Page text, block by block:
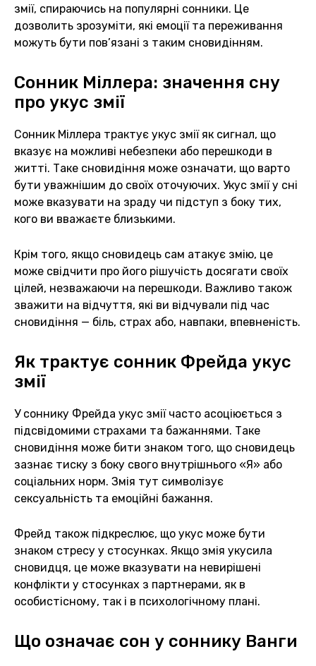
змії, спираючись на популярні сонники. Це
дозволить зрозуміти, які емоції та переживання
можуть бути пов’язані з таким сновидінням.
Сонник Міллера: значення сну
про укус змії
Сонник Міллера трактує укус змії як сигнал, що
вказує на можливі небезпеки або перешкоди в
житті. Таке сновидіння може означати, що варто
бути уважнішим до своїх оточуючих. Укус змії у сні
може вказувати на зраду чи підступ з боку тих,
кого ви вважаєте близькими.
Крім того, якщо сновидець сам атакує змію, це
може свідчити про його рішучість досягати своїх
цілей, незважаючи на перешкоди. Важливо також
зважити на відчуття, які ви відчували під час
сновидіння — біль, страх або, навпаки, впевненість.
Як трактує сонник Фрейда укус
змії
У соннику Фрейда укус змії часто асоціюється з
підсвідомими страхами та бажаннями. Таке
сновидіння може бити знаком того, що сновидець
зазнає тиску з боку свого внутрішнього «Я» або
соціальних норм. Змія тут символізує
сексуальність та емоційні бажання.
Фрейд також підкреслює, що укус може бути
знаком стресу у стосунках. Якщо змія укусила
сновидця, це може вказувати на невирішені
конфлікти у стосунках з партнерами, як в
особистісному, так і в психологічному плані.
Що означає сон у соннику Ванги